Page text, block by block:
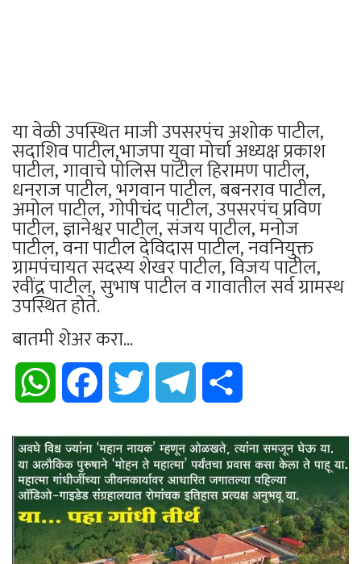
या वेळी उपस्थित माजी उपसरपंच अशोक पाटील,
सदाशिव पाटील,भाजपा युवा मोर्चा अध्यक्ष प्रकाश
पाटील, गावाचे पोलिस पाटील हिरामण पाटील,
धनराज पाटील, भगवान पाटील, बबनराव पाटील,
अमोल पाटील, गोपीचंद पाटील, उपसरपंच प्रविण
पाटील, ज्ञानेश्वर पाटील, संजय पाटील, मनोज
पाटील, वना पाटील देविदास पाटील, नवनियुक्त
ग्रामपंचायत सदस्य शेखर पाटील, विजय पाटील,
रवींद्र पाटील, सुभाष पाटील व गावातील सर्व ग्रामस्थ
उपस्थित होते.
बातमी शेअर करा...
WhatsApp Facebook Twitter Telegram